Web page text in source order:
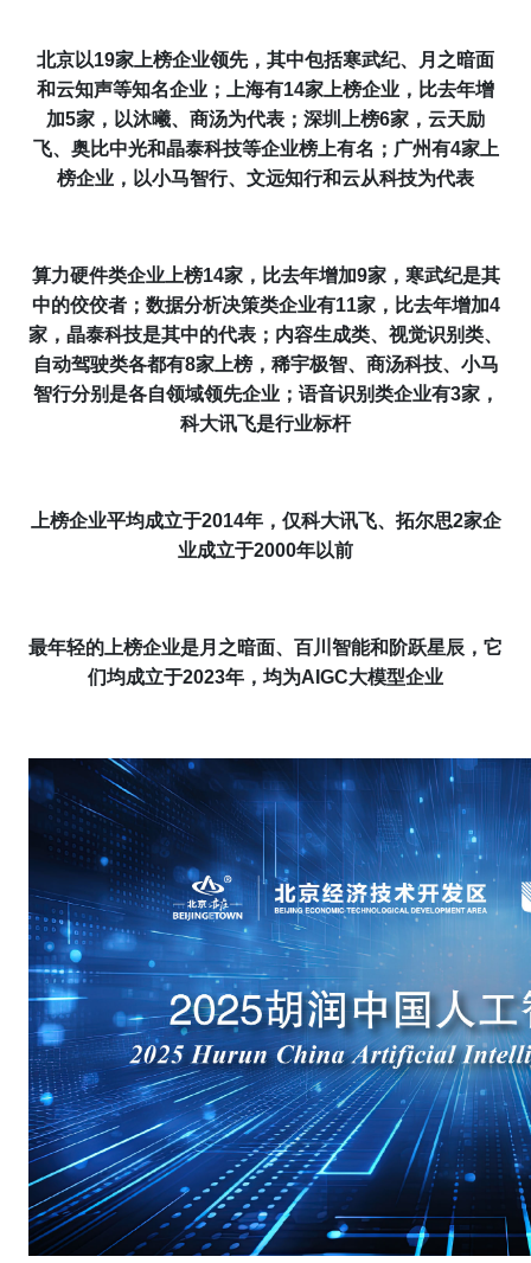
北京以19家上榜企业领先，其中包括寒武纪、月之暗面
和云知声等知名企业；上海有14家上榜企业，比去年增
加5家，以沐曦、商汤为代表；深圳上榜6家，云天励
飞、奥比中光和晶泰科技等企业榜上有名；广州有4家上
榜企业，以小马智行、文远知行和云从科技为代表
算力硬件类企业上榜14家，比去年增加9家，寒武纪是其
中的佼佼者；数据分析决策类企业有11家，比去年增加4
家，晶泰科技是其中的代表；内容生成类、视觉识别类、
自动驾驶类各都有8家上榜， 稀宇极智、商汤科技、小马
智行分别是各自领域领先企业；语音识别类企业有3家，
科大讯飞是行业标杆
上榜企业平均成立于2014年，仅科大讯飞、拓尔思2家企
业成立于2000年以前
最年轻的上榜企业是月之暗面、百川智能和阶跃星辰，它
们均成立于2023年，均为AIGC大模型企业